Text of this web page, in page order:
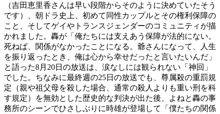
（吉田恵里香さんは早い段階からそのように決めていたそう
です）、朝ドラ史上、初めて同性カップルとその権利保障の
こと、そしてゲイやトランスジェンダーのコミュニティが描
かれました。轟が「俺たちには支えあう保障が法的にない。
死ねば、関係がなかったことになる。爺さんになって、人生
を振り返ったとき、俺は心から幸せだったと言いたいんだ」
と語った8月20日の放送は、涙なしには観られない「神回」
でした。ちなみに最終週の25日の放送でも、尊属殺の重罰規
定（親や祖父母を殺した場合、通常の殺人よりも重い刑を科
す規定）を無効とした歴史的な判決が出た後、よねと轟の事
務所のシーンでひさしぶりに時雄が登場して「僕たちの関係